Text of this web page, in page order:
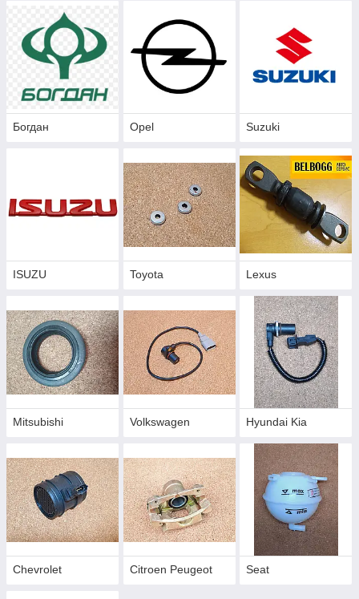
Богдан Opel Suzuki
ISUZU Toyota Lexus
Mitsubishi Volkswagen Hyundai Kia
Chevrolet Citroen Peugeot Seat